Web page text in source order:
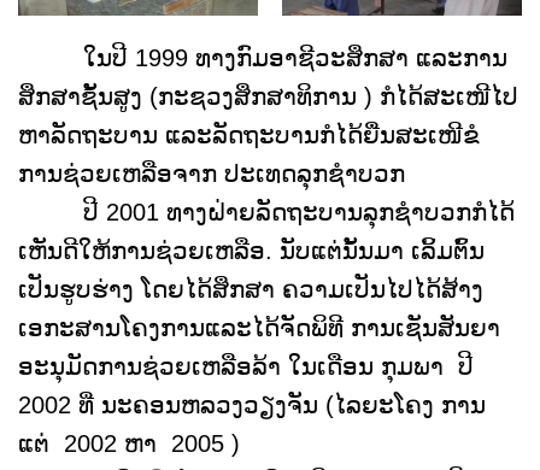
ໃນປີ 1999 ທາງກົມອາຊີວະສຶກສາ ແລະການ
ສຶກສາຊັ້ນສູງ (ກະຊວງສຶກສາທິການ ) ກໍໄດ້ສະເໜີໄປ
ຫາລັດຖະບານ ແລະລັດຖະບານກໍໄດ້ຍື່ນສະເໜີຂໍ
ການຊ່ວຍເຫລືອຈາກ ປະເທດລຸກຊຳບວກ
ປີ 2001 ທາງຝ່າຍລັດຖະບານລຸກຊຳບວກກໍໄດ້
ເຫັນດີໃຫ້ການຊ່ວຍເຫລືອ. ນັບແຕ່ນັ້ນມາ ເລິ້ມຕົ້ນ
ເປັນຮູບຮ່າງ ໂດຍໄດ້ສຶກສາ ຄວາມເປັນໄປໄດ້ສ້າງ
ເອກະສານໂຄງການແລະໄດ້ຈັດພິທີ ການເຊັນສັນຍາ
ອະນຸມັດການຊ່ວຍເຫລືອລ້າ ໃນເດືອນ ກຸມພາ ປີ
2002 ທີ່ ນະຄອນຫລວງວຽງຈັນ (ໄລຍະໂຄງ ການ
ແຕ່ 2002 ຫາ 2005 )